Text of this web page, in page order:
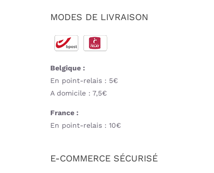
MODES DE LIVRAISON
Belgique :
En point-relais : 5€
A domicile : 7,5€
France :
En point-relais : 10€
E-COMMERCE SÉCURISÉ